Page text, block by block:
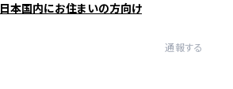
日本国内にお住まいの方向け
通報する